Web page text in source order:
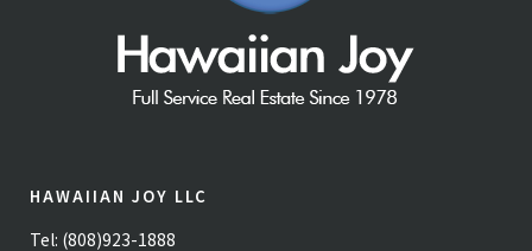
HAWAIIAN JOY LLC
Tel: (808)923-1888